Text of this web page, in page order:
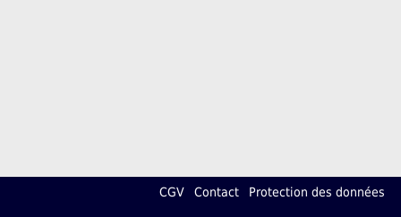
CGV Contact Protection des données